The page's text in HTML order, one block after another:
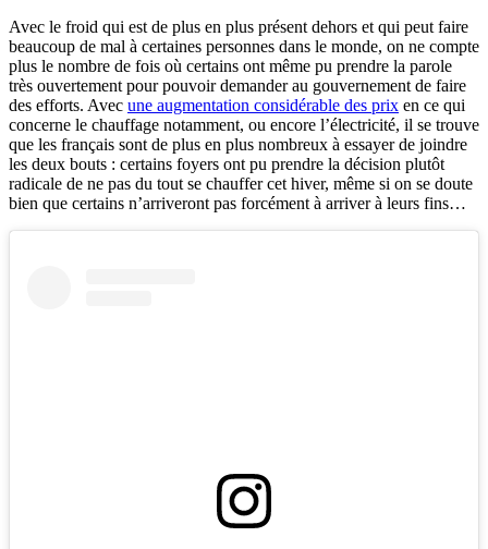
Avec le froid qui est de plus en plus présent dehors et qui peut faire
beaucoup de mal à certaines personnes dans le monde, on ne compte
plus le nombre de fois où certains ont même pu prendre la parole
très ouvertement pour pouvoir demander au gouvernement de faire
des efforts. Avec une augmentation considérable des prix en ce qui
concerne le chauffage notamment, ou encore l’électricité, il se trouve
que les français sont de plus en plus nombreux à essayer de joindre
les deux bouts : certains foyers ont pu prendre la décision plutôt
radicale de ne pas du tout se chauffer cet hiver, même si on se doute
bien que certains n’arriveront pas forcément à arriver à leurs fins…